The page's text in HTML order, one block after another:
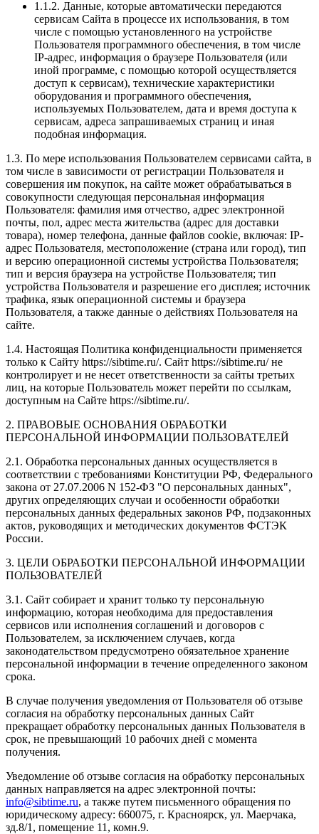
1.1.2. Данные, которые автоматически передаются
сервисам Сайта в процессе их использования, в том
числе с помощью установленного на устройстве
Пользователя программного обеспечения, в том числе
IP-адрес, информация о браузере Пользователя (или
иной программе, с помощью которой осуществляется
доступ к сервисам), технические характеристики
оборудования и программного обеспечения,
используемых Пользователем, дата и время доступа к
сервисам, адреса запрашиваемых страниц и иная
подобная информация.
1.3. По мере использования Пользователем сервисами сайта, в
том числе в зависимости от регистрации Пользователя и
совершения им покупок, на сайте может обрабатываться в
совокупности следующая персональная информация
Пользователя: фамилия имя отчество, адрес электронной
почты, пол, адрес места жительства (адрес для доставки
товара), номер телефона, данные файлов cookie, включая: IP-
адрес Пользователя, местоположение (страна или город), тип
и версию операционной системы устройства Пользователя;
тип и версия браузера на устройстве Пользователя; тип
устройства Пользователя и разрешение его дисплея; источник
трафика, язык операционной системы и браузера
Пользователя, а также данные о действиях Пользователя на
сайте.
1.4. Настоящая Политика конфиденциальности применяется
только к Сайту https://sibtime.ru/. Сайт https://sibtime.ru/ не
контролирует и не несет ответственности за сайты третьих
лиц, на которые Пользователь может перейти по ссылкам,
доступным на Сайте https://sibtime.ru/.
2. ПРАВОВЫЕ ОСНОВАНИЯ ОБРАБОТКИ
ПЕРСОНАЛЬНОЙ ИНФОРМАЦИИ ПОЛЬЗОВАТЕЛЕЙ
2.1. Обработка персональных данных осуществляется в
соответствии с требованиями Конституции РФ, Федерального
закона от 27.07.2006 N 152-ФЗ "О персональных данных",
других определяющих случаи и особенности обработки
персональных данных федеральных законов РФ, подзаконных
актов, руководящих и методических документов ФСТЭК
России.
3. ЦЕЛИ ОБРАБОТКИ ПЕРСОНАЛЬНОЙ ИНФОРМАЦИИ
ПОЛЬЗОВАТЕЛЕЙ
3.1. Сайт собирает и хранит только ту персональную
информацию, которая необходима для предоставления
сервисов или исполнения соглашений и договоров с
Пользователем, за исключением случаев, когда
законодательством предусмотрено обязательное хранение
персональной информации в течение определенного законом
срока.
В случае получения уведомления от Пользователя об отзыве
согласия на обработку персональных данных Сайт
прекращает обработку персональных данных Пользователя в
срок, не превышающий 10 рабочих дней с момента
получения.
Уведомление об отзыве согласия на обработку персональных
данных направляется на адрес электронной почты:
info@sibtime.ru, а также путем письменного обращения по
юридическому адресу: 660075, г. Красноярск, ул. Маерчака,
зд.8/1, помещение 11, комн.9.